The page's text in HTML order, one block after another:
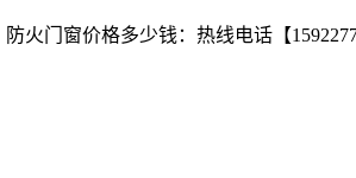
火门窗价格多少钱：热线电话【